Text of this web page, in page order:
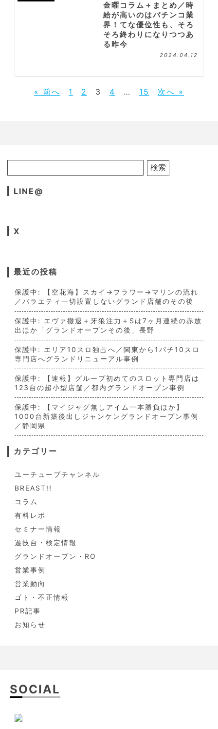
金曜コラム＋まとめ／時
給が高いのはパチンコ業
界！てな優位性も、そろ
そろ終わりになりつつあ
る昨今
2024.04.12
« 前へ 1 2 3 4 … 15 次へ »
LINE@
X
最近の投稿
保護中: 【空花海】スカイ→フラワー→マリンの流れ
／バラエティ一切設置しないグランド店舗のその後
保護中: エヴァ撤退＋牙狼注力＋Sは7ヶ月連続の赤放
出ほか「グランドオープンその後」長野
保護中: エリア10スロ独占へ／関東から1パチ10スロ
専門店へグランドリニューアル事例
保護中: 【速報】グループ初めてのスロット専門店は
123台の超小型店舗／都内グランドオープン事例
保護中: 【マイジャグ無しアイム一本勝負ほか】
1000台新築後出しジャンケングランドオープン事例
／静岡県
カテゴリー
ユーチューブチャンネル
BREAST!!
コラム
有料レポ
セミナー情報
遊技台・検定情報
グランドオープン・RO
営業事例
営業動向
ゴト・不正情報
PR記事
お知らせ
SOCIAL